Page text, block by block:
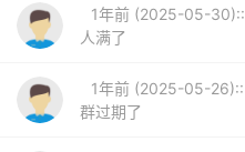
1年前 (2025-05-30)::
人满了
1年前 (2025-05-26)::
群过期了